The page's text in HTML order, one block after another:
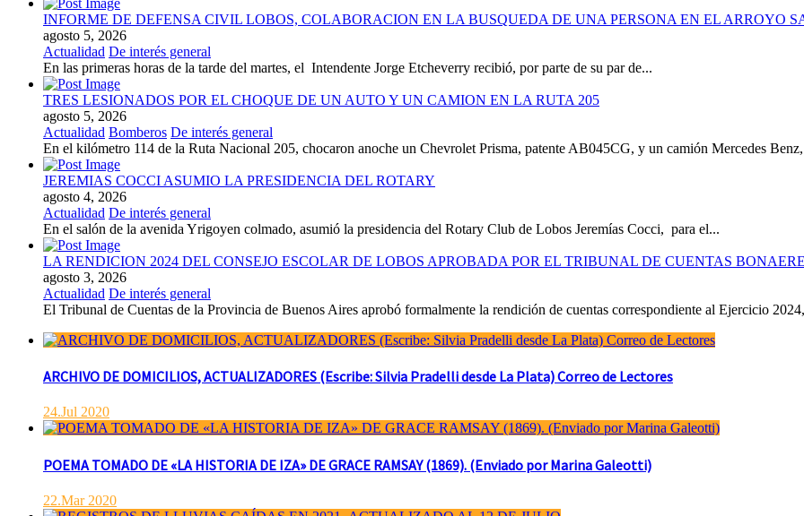
INFORME DE DEFENSA CIVIL LOBOS, COLABORACION EN LA BUSQUEDA DE UNA PERSONA EN EL ARROYO
agosto 5, 2026
Actualidad De interés general
En las primeras horas de la tarde del martes, el Intendente Jorge Etcheverry recibió, por parte de su par de...
TRES LESIONADOS POR EL CHOQUE DE UN AUTO Y UN CAMION EN LA RUTA 205
agosto 5, 2026
Actualidad Bomberos De interés general
En el kilómetro 114 de la Ruta Nacional 205, chocaron anoche un Chevrolet Prisma, patente AB045CG, y un camión Mercedes
JEREMIAS COCCI ASUMIO LA PRESIDENCIA DEL ROTARY
agosto 4, 2026
Actualidad De interés general
En el salón de la avenida Yrigoyen colmado, asumió la presidencia del Rotary Club de Lobos Jeremías Cocci, para el...
LA RENDICION 2024 DEL CONSEJO ESCOLAR DE LOBOS APROBADA POR EL TRIBUNAL DE CUENTAS
agosto 3, 2026
Actualidad De interés general
El Tribunal de Cuentas de la Provincia de Buenos Aires aprobó formalmente la rendición de cuentas correspondiente al Ejercicio
ARCHIVO DE DOMICILIOS, ACTUALIZADORES (Escribe: Silvia Pradelli desde La Plata) Correo de Lectores
24.Jul 2020
POEMA TOMADO DE «LA HISTORIA DE IZA» DE GRACE RAMSAY (1869). (Enviado por Marina Galeotti)
22.Mar 2020